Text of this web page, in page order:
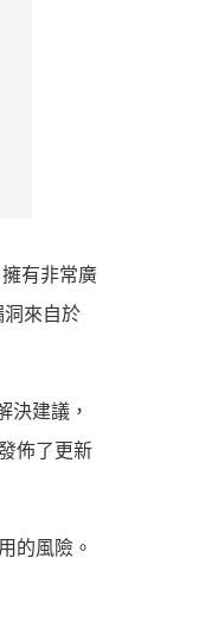
有非常廣
洞來自於
決建議，
佈了更新
的風險。